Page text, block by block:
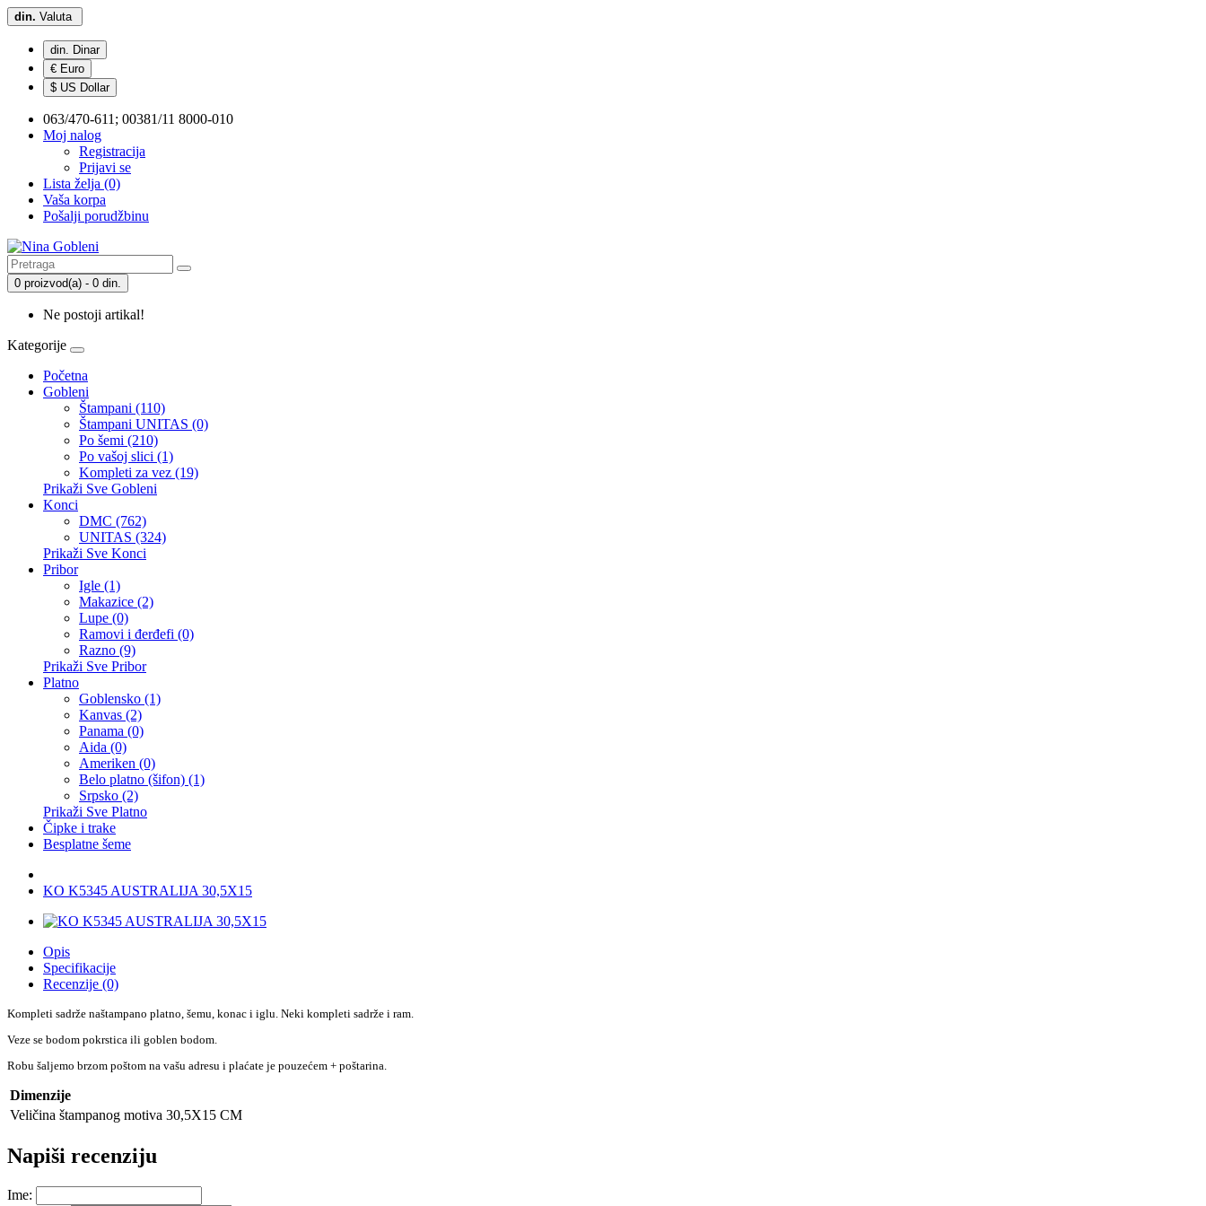
din. Valuta
din. Dinar
€ Euro
$ US Dollar
063/470-611; 00381/11 8000-010
Moj nalog
Registracija
Prijavi se
Lista želja (0)
Vaša korpa
Pošalji porudžbinu
0 proizvod(a) - 0 din.
Ne postoji artikal!
Kategorije
Početna
Gobleni
Štampani (110)
Štampani UNITAS (0)
Po šemi (210)
Po vašoj slici (1)
Kompleti za vez (19)
Prikaži Sve Gobleni
Konci
DMC (762)
UNITAS (324)
Prikaži Sve Konci
Pribor
Igle (1)
Makazice (2)
Lupe (0)
Ramovi i đerđefi (0)
Razno (9)
Prikaži Sve Pribor
Platno
Goblensko (1)
Kanvas (2)
Panama (0)
Aida (0)
Ameriken (0)
Belo platno (šifon) (1)
Srpsko (2)
Prikaži Sve Platno
Čipke i trake
Besplatne šeme
KO K5345 AUSTRALIJA 30,5X15
Opis
Specifikacije
Recenzije (0)
Kompleti sadrže naštampano platno, šemu, konac i iglu. Neki kompleti sadrže i ram.
Veze se bodom pokrstica ili goblen bodom.
Robu šaljemo brzom poštom na vašu adresu i plaćate je pouzećem + poštarina.
Dimenzije
Veličina štampanog motiva 30,5X15 CM
Napiši recenziju
Ime: